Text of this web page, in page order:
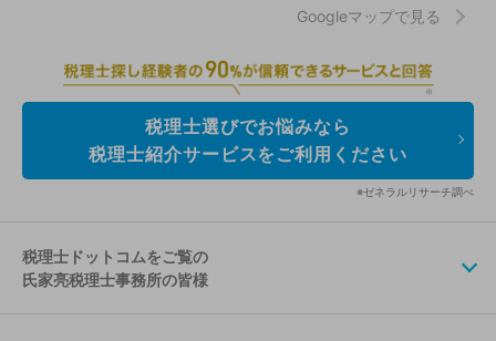
Googleマップで見る
税理士選びでお悩みなら
税理士紹介サービスをご利用ください
※ゼネラルリサーチ調べ
税理士ドットコムをご覧の
氏家亮税理士事務所の皆様